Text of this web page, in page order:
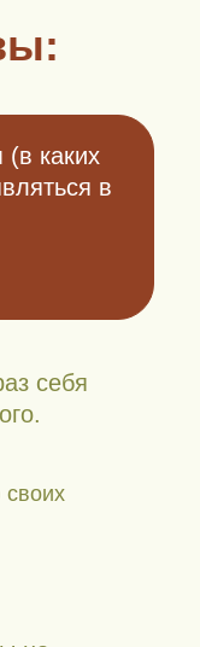
себя
(в каких
в